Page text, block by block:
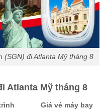
(SGN) đi Atlanta Mỹ tháng 8
Atlanta Mỹ tháng 8
Giá vé máy bay